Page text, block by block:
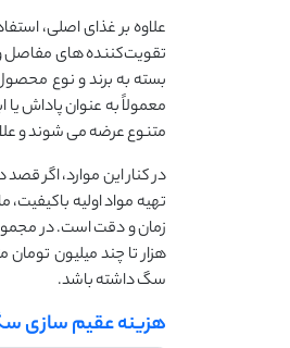
علاوه بر غذای اصلی،
تقویت‌کننده‌ های مفاصل
بسته به برند و نوع محصول، هزینه ‌ای از ۲۰۰ هزار تومان تا بیش از
معمولاً به ‌عنوان پاداش
متنوع عرضه می‌ شوند و
در کنار این موارد، اگر
تهیه مواد اولیه
زمان و دقت است. در
هزار تا چند میلیون
سگ داشته باشد.
هزینه عقیم‌ سازی